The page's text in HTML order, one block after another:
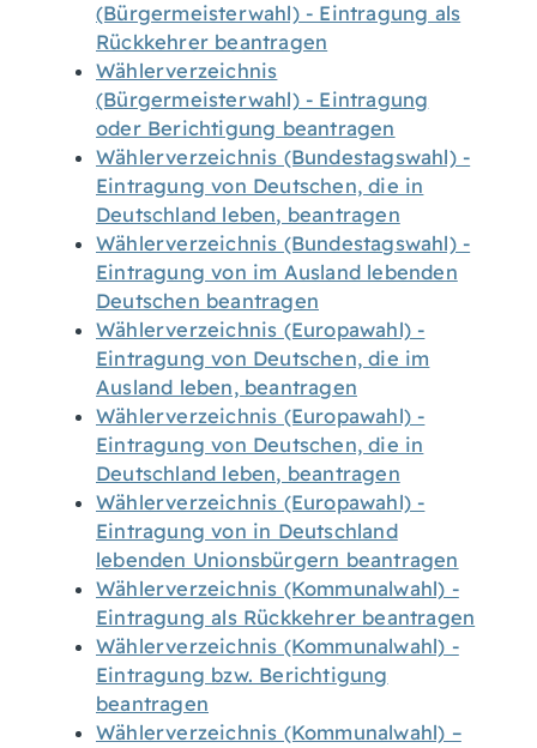
(Bürgermeisterwahl) - Eintragung als
Rückkehrer beantragen
Wählerverzeichnis
(Bürgermeisterwahl) - Eintragung
oder Berichtigung beantragen
Wählerverzeichnis (Bundestagswahl) -
Eintragung von Deutschen, die in
Deutschland leben, beantragen
Wählerverzeichnis (Bundestagswahl) -
Eintragung von im Ausland lebenden
Deutschen beantragen
Wählerverzeichnis (Europawahl) -
Eintragung von Deutschen, die im
Ausland leben, beantragen
Wählerverzeichnis (Europawahl) -
Eintragung von Deutschen, die in
Deutschland leben, beantragen
Wählerverzeichnis (Europawahl) -
Eintragung von in Deutschland
lebenden Unionsbürgern beantragen
Wählerverzeichnis (Kommunalwahl) -
Eintragung als Rückkehrer beantragen
Wählerverzeichnis (Kommunalwahl) -
Eintragung bzw. Berichtigung
beantragen
Wählerverzeichnis (Kommunalwahl) –